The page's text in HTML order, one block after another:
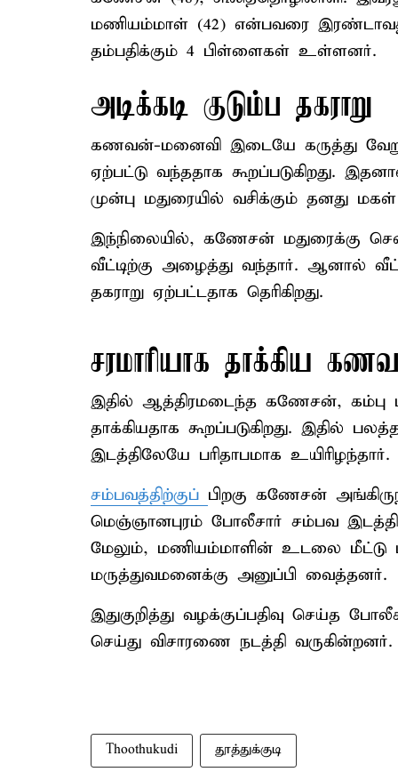
மணியம்மாள் (42) என்பவரை
தம்பதிக்கும் 4 பிள்ளைகள் உள்ளனர்.
அடிக்கடி குடும்ப தகராறு
கணவன்-மனைவி இடையே கருத்து
ஏற்பட்டு வந்ததாக கூறப்படுகிறது.
முன்பு மதுரையில் வசிக்கும் தனது மகள்
இந்நிலையில், கணேசன் மதுரைக்கு
வீட்டிற்கு அழைத்து வந்தார். ஆனால்
தகராறு ஏற்பட்டதாக தெரிகிறது.
சரமாரியாக தாக்கிய
இதில் ஆத்திரமடைந்த கணேசன், கம்பு
தாக்கியதாக கூறப்படுகிறது. இதில்
இடத்திலேயே பரிதாபமாக உயிரிழந்தார்.
சம்பவத்திற்குப் பிறகு கணேசன்
மெஞ்ஞானபுரம் போலீசார் சம்பவ
மேலும், மணியம்மாளின் உடலை மீட்டு
மருத்துவமனைக்கு அனுப்பி வைத்தனர்.
இதுகுறித்து வழக்குப்பதிவு செய்த
செய்து விசாரணை நடத்தி வருகின்றனர்.
Thoothukudi தூத்துக்குடி